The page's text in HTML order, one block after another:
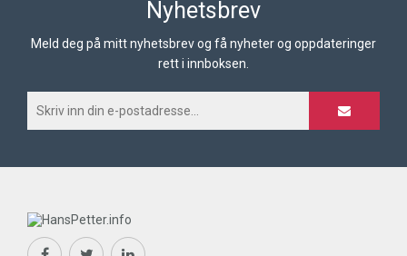
Nyhetsbrev
Meld deg på mitt nyhetsbrev og få nyheter og oppdateringer
rett i innboksen.